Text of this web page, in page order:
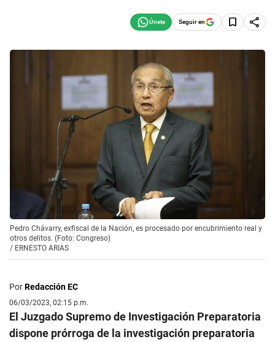
Seguir en
Pedro Chávarry, exfiscal de la Nación, es procesado por encubrimiento real y
otros delitos. (Foto: Congreso)
/ ERNESTO ARIAS
PorRedacción EC
06/03/2023, 02:15 p.m.
El Juzgado Supremo de Investigación Preparatoria
dispone prórroga de la investigación preparatoria